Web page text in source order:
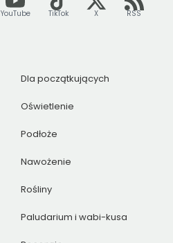
YouTube TikTok X RSS
Dla początkujących
Oświetlenie
Podłoże
Nawożenie
Rośliny
Paludarium i wabi-kusa